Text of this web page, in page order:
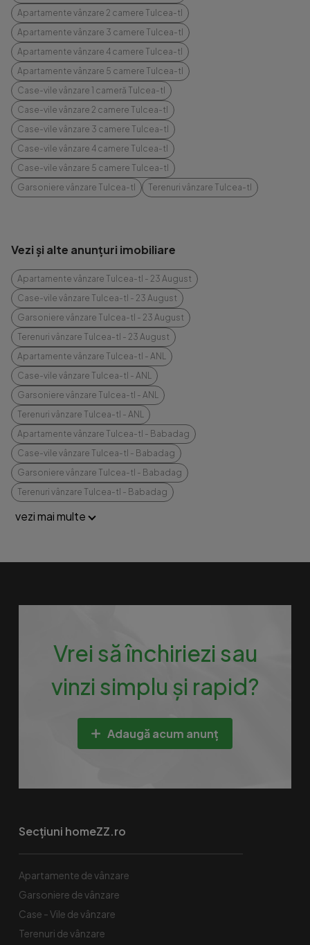
Apartamente vânzare 2 camere Tulcea-tl
Apartamente vânzare 3 camere Tulcea-tl
Apartamente vânzare 4 camere Tulcea-tl
Apartamente vânzare 5 camere Tulcea-tl
Case-vile vânzare 1 cameră Tulcea-tl
Case-vile vânzare 2 camere Tulcea-tl
Case-vile vânzare 3 camere Tulcea-tl
Case-vile vânzare 4 camere Tulcea-tl
Case-vile vânzare 5 camere Tulcea-tl
Garsoniere vânzare Tulcea-tl
Terenuri vânzare Tulcea-tl
Vezi și alte anunțuri imobiliare
Apartamente vânzare Tulcea-tl - 23 August
Case-vile vânzare Tulcea-tl - 23 August
Garsoniere vânzare Tulcea-tl - 23 August
Terenuri vânzare Tulcea-tl - 23 August
Apartamente vânzare Tulcea-tl - ANL
Case-vile vânzare Tulcea-tl - ANL
Garsoniere vânzare Tulcea-tl - ANL
Terenuri vânzare Tulcea-tl - ANL
Apartamente vânzare Tulcea-tl - Babadag
Case-vile vânzare Tulcea-tl - Babadag
Garsoniere vânzare Tulcea-tl - Babadag
Terenuri vânzare Tulcea-tl - Babadag
vezi mai multe
Vrei să închiriezi sau
vinzi simplu și rapid?
Adaugă acum anunț
Secțiuni homeZZ.ro
Apartamente de vânzare
Garsoniere de vânzare
Case - Vile de vânzare
Terenuri de vânzare